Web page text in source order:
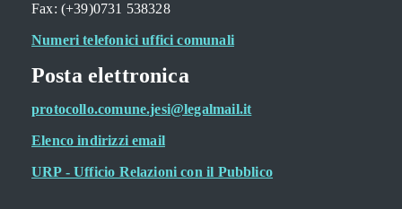
Fax: (+39)0731 538328
Numeri telefonici uffici comunali
Posta elettronica
protocollo.comune.jesi@legalmail.it
Elenco indirizzi email
URP - Ufficio Relazioni con il Pubblico